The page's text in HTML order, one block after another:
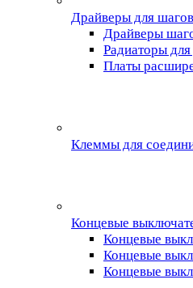
Драйверы для
Драйверы
Радиаторы
Платы
Клеммы для
Концевые
Концевые
Концевые
Концевые